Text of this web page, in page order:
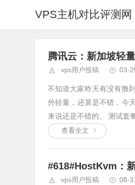
VPS主机对比评测网
腾讯云：新加坡轻
vps用户投稿 03-
不知道大家昨天有没有撸
外轻量，还算是不错，今
查看全文
#618#HostKvm：
vps用户投稿 08-